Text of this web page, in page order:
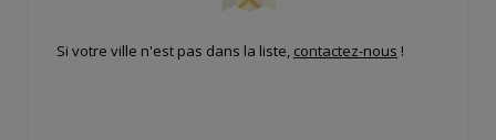
Si votre ville n'est pas dans la liste, contactez-nous !